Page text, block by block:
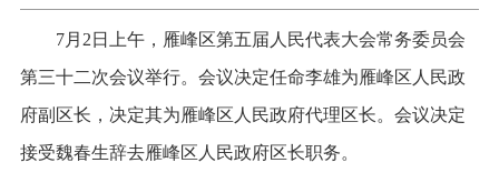
7月2日上午，雁峰区第五届人民代表大会常务委员会
第三十二次会议举行。会议决定任命李雄为雁峰区人民政
府副区长，决定其为雁峰区人民政府代理区长。会议决定
接受魏春生辞去雁峰区人民政府区长职务。